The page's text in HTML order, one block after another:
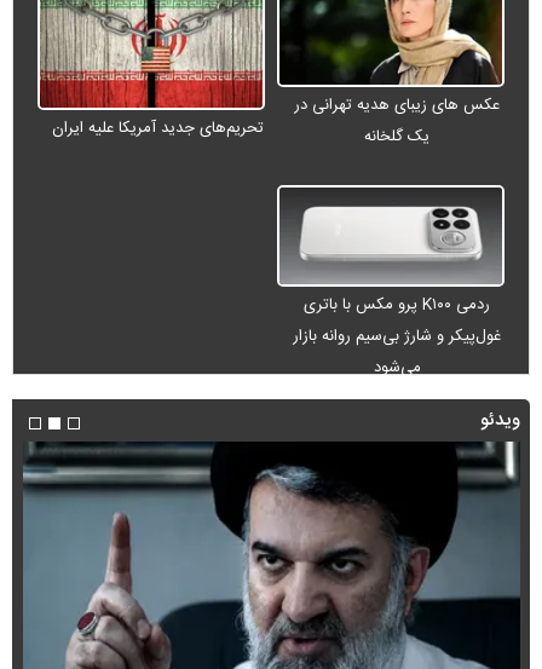
عکس های زیبای هدیه تهرانی در
یک گلخانه
تحریم‌های جدید آمریکا علیه ایران
ردمی K۱۰۰ پرو مکس با باتری
غول‌پیکر و شارژ بی‌سیم روانه بازار
می‌شود
ویدئو